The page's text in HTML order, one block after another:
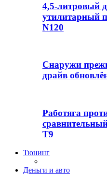
4,5-литровый
утилитарный
N120
Снаружи
драйв
Работяга
T9
Тюнинг
Деньги и авто